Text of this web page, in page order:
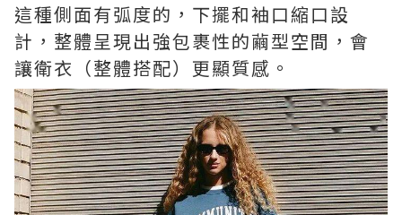
這種側面有弧度的，下擺和袖口縮口設
計，整體呈現出強包裹性的繭型空間，會
讓衛衣（整體搭配）更顯質感。